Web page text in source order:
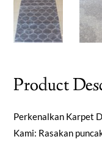
Product
Perkenalkan Karpet
Kami: Rasakan